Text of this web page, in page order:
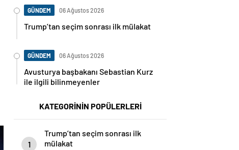
GÜNDEM 06 Ağustos 2026
Trump’tan seçim sonrası ilk mülakat
GÜNDEM 06 Ağustos 2026
Avusturya başbakanı Sebastian Kurz
ile ilgili bilinmeyenler
KATEGORİNİN POPÜLERLERİ
1
Trump’tan seçim sonrası ilk
mülakat